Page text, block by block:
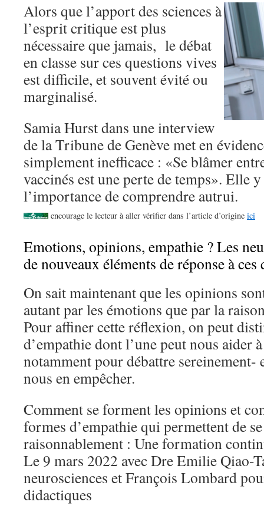
Alors que l’apport des sciences à
l’esprit critique est plus
nécessaire que jamais, le débat
en classe sur ces questions vives
est difficile, et souvent évité ou
marginalisé.
Samia Hurst dans une interview
de la Tribune de Genève met en
simplement inefficace : «Se blâmer
vaccinés est une perte de temps». Elle
l’importance de comprendre autrui.
encourage le lecteur à aller vérifier dans l’article d’origine ici
Emotions, opinions, empathie ? Les
de nouveaux éléments de réponse à ces
On sait maintenant que les opinions
autant par les émotions que par la
Pour affiner cette réflexion, on peut
d’empathie dont l’une peut nous aider
notamment pour débattre sereinement-
nous en empêcher.
Comment se forment les opinions et
formes d’empathie qui permettent de
raisonnablement : Une formation
Le 9 mars 2022 avec Dre Emilie Qiao-
neurosciences et François Lombard
didactiques